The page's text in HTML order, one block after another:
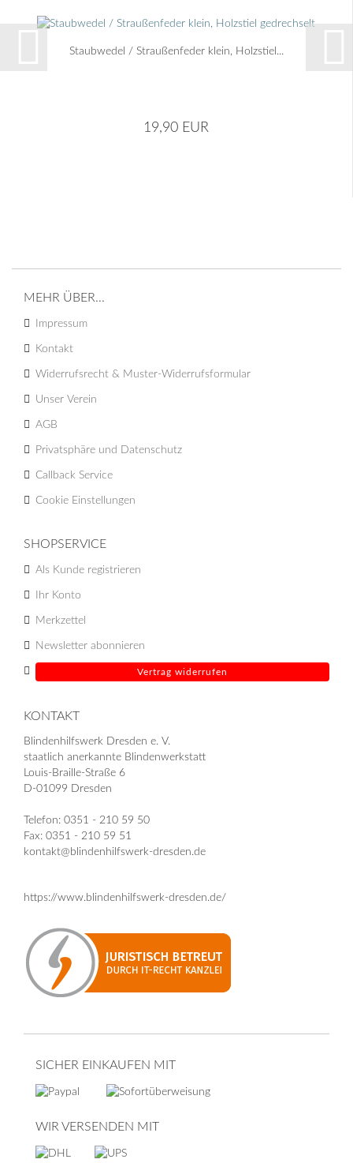
Staubwedel / Straußenfeder klein, Holzstiel...
19,90 EUR
MEHR ÜBER...
Impressum
Kontakt
Widerrufsrecht & Muster-Widerrufsformular
Unser Verein
AGB
Privatsphäre und Datenschutz
Callback Service
Cookie Einstellungen
SHOPSERVICE
Als Kunde registrieren
Ihr Konto
Merkzettel
Newsletter abonnieren
Vertrag widerrufen
KONTAKT
Blindenhilfswerk Dresden e. V.
staatlich anerkannte Blindenwerkstatt
Louis-Braille-Straße 6
D-01099 Dresden
Telefon: 0351 - 210 59 50
Fax: 0351 - 210 59 51
kontakt@blindenhilfswerk-dresden.de
https://www.blindenhilfswerk-dresden.de/
SICHER EINKAUFEN MIT
WIR VERSENDEN MIT